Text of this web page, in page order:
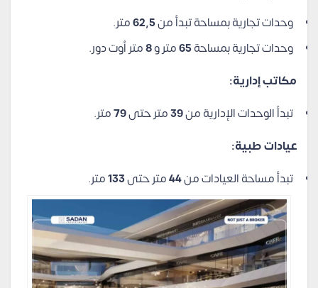
وحدات تجارية بمساحة تبدأ من
متر.
وحدات تجارية بمساحة65متر و8متر أوت دور.
مكاتب إدارية:
تبدأ الوحدات الإدارية من39متر حتى79متر.
عيادات طبية:
تبدأ مساحة العيادات من44متر حتى133متر.